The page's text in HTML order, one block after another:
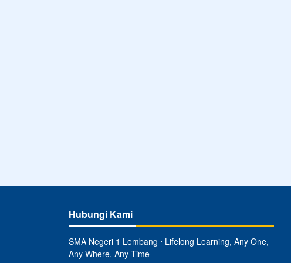
Hubungi Kami
SMA Negeri 1 Lembang ⋅ Lifelong Learning, Any One,
Any Where, Any Time